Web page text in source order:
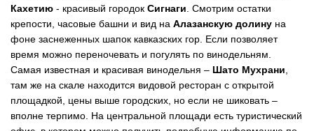
Кахетию - красивый городок Сигнаги . Смотрим остатки
крепости, часовые башни и вид на Алазанскую долину на
фоне заснеженных шапок кавказских гор. Если позволяет
время можно переночевать и погулять по винодельням.
Самая известная и красивая винодельня – Шато Мухрани
там же на скале находится видовой ресторан с открытой
площадкой, цены выше городских, но если не шиковать –
вполне терпимо. На центральной площади есть туристический